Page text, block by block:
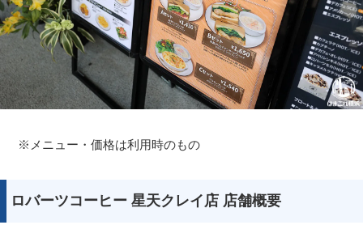
※メニュー・価格は利用時のもの
ロバーツコーヒー 星天クレイ店 店舗概要